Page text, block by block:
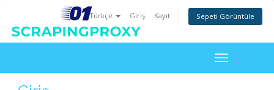
Türkçe Giriş Kayıt Sepeti Görüntüle
Toggle
navigation